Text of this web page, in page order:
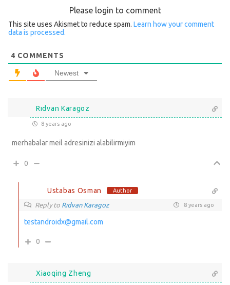
Please login to comment
This site uses Akismet to reduce spam. Learn how your comment
data is processed.
4 COMMENTS
Newest
Rıdvan Karagoz
8 years ago
merhabalar meil adresinizi alabilirmiyim
0
Ustabas Osman Author
Reply to Rıdvan Karagoz 8 years ago
testandroidx@gmail.com
0
Xiaoqing Zheng